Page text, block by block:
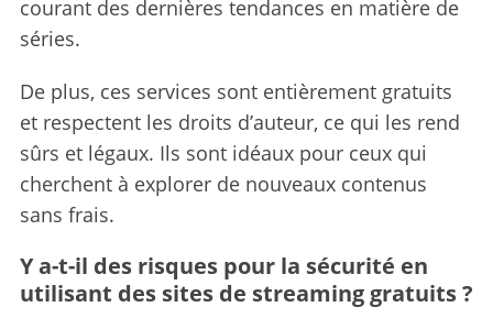
courant des dernières tendances en matière de
séries.
De plus, ces services sont entièrement gratuits
et respectent les droits d’auteur, ce qui les rend
sûrs et légaux. Ils sont idéaux pour ceux qui
cherchent à explorer de nouveaux contenus
sans frais.
Y a-t-il des risques pour la sécurité en
utilisant des sites de streaming gratuits ?